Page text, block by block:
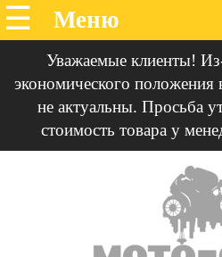
Уважаемые клиенты!
экономического положения
не актуальны. Просьба
стоимость товара у